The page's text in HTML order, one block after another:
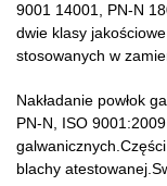
9001 14001, PN-N
dwie klasy
stosowanych w
Nakładanie powłok
PN-N, ISO
blachy